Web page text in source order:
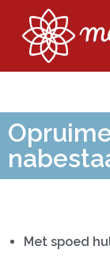
Met spoed